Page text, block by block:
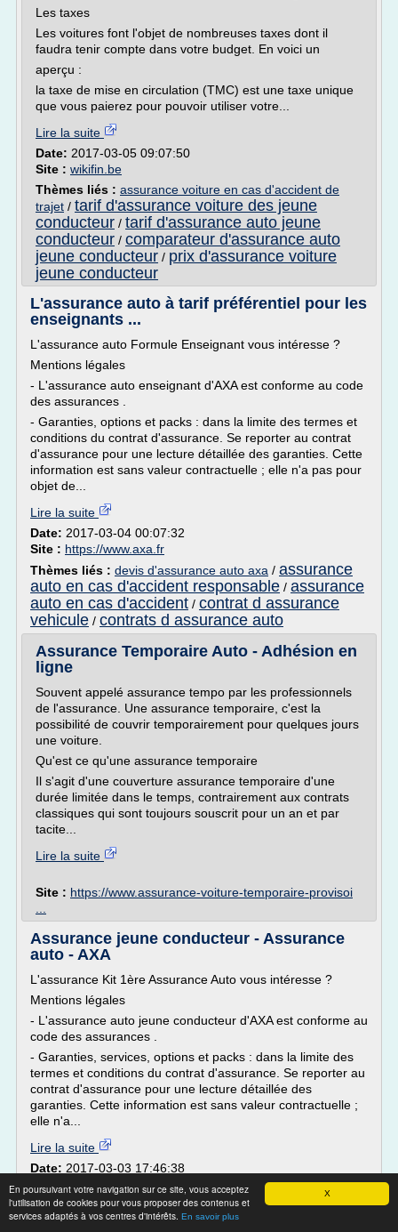
X
En poursuivant votre navigation sur ce site, vous acceptez
l'utilisation de cookies pour vous proposer des contenus et
services adaptés à vos centres d'intérêts. En savoir plus
Les taxes
Les voitures font l'objet de nombreuses taxes dont il
faudra tenir compte dans votre budget. En voici un
aperçu :
la taxe de mise en circulation (TMC) est une taxe unique
que vous paierez pour pouvoir utiliser votre...
Lire la suite
Date: 2017-03-05 09:07:50
Site : wikifin.be
Thèmes liés : assurance voiture en cas d'accident de
trajet / tarif d'assurance voiture des jeune
conducteur / tarif d'assurance auto jeune
conducteur / comparateur d'assurance auto
jeune conducteur / prix d'assurance voiture
jeune conducteur
L'assurance auto à tarif préférentiel pour les
enseignants ...
L'assurance auto Formule Enseignant vous intéresse ?
Mentions légales
- L'assurance auto enseignant d'AXA est conforme au code
des assurances .
- Garanties, options et packs : dans la limite des termes et
conditions du contrat d'assurance. Se reporter au contrat
d'assurance pour une lecture détaillée des garanties. Cette
information est sans valeur contractuelle ; elle n'a pas pour
objet de...
Lire la suite
Date: 2017-03-04 00:07:32
Site : https://www.axa.fr
Thèmes liés : devis d'assurance auto axa / assurance
auto en cas d'accident responsable / assurance
auto en cas d'accident / contrat d assurance
vehicule / contrats d assurance auto
Assurance Temporaire Auto - Adhésion en
ligne
Souvent appelé assurance tempo par les professionnels
de l'assurance. Une assurance temporaire, c'est la
possibilité de couvrir temporairement pour quelques jours
une voiture.
Qu'est ce qu'une assurance temporaire
Il s'agit d'une couverture assurance temporaire d'une
durée limitée dans le temps, contrairement aux contrats
classiques qui sont toujours souscrit pour un an et par
tacite...
Lire la suite
Site : https://www.assurance-voiture-temporaire-provisoi
Assurance jeune conducteur - Assurance
auto - AXA
L'assurance Kit 1ère Assurance Auto vous intéresse ?
Mentions légales
- L'assurance auto jeune conducteur d'AXA est conforme au
code des assurances .
- Garanties, services, options et packs : dans la limite des
termes et conditions du contrat d'assurance. Se reporter au
contrat d'assurance pour une lecture détaillée des
garanties. Cette information est sans valeur contractuelle ;
elle n'a...
Lire la suite
Date: 2017-03-03 17:46:38
Site :
https://www.axa.fr
Thèmes liés :tarif d'assurance auto jeune
conducteur/devis d'assurance auto axa